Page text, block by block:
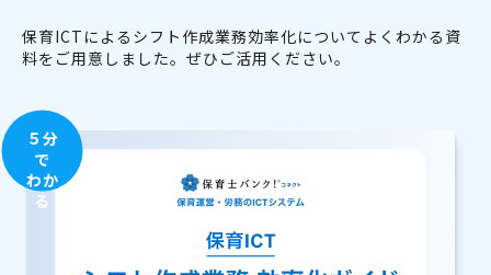
保育ICTによるシフト作成業務効率化についてよくわかる資
料をご用意しました。ぜひご活用ください。
５分
で
わか
る